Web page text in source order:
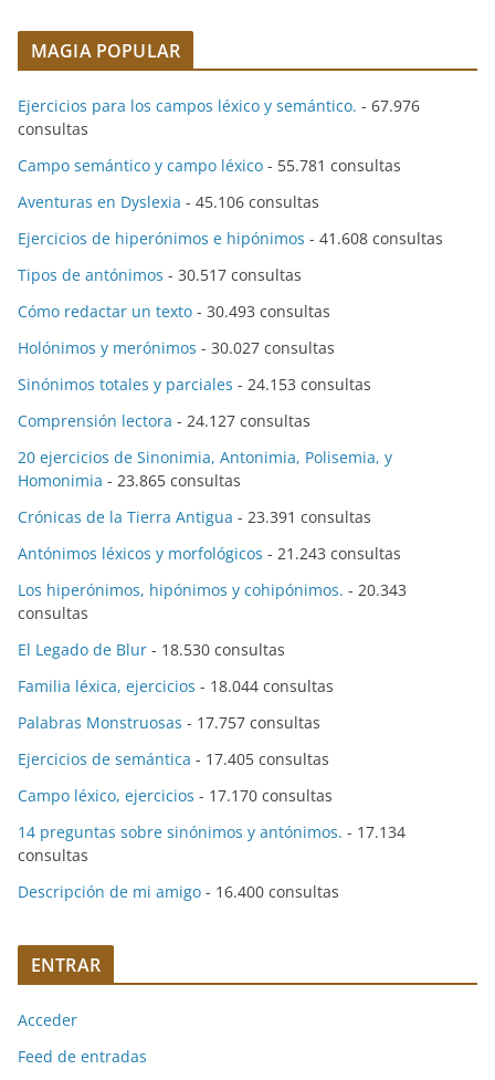
MAGIA POPULAR
Ejercicios para los campos léxico y semántico. - 67.976
consultas
Campo semántico y campo léxico - 55.781 consultas
Aventuras en Dyslexia - 45.106 consultas
Ejercicios de hiperónimos e hipónimos - 41.608 consultas
Tipos de antónimos - 30.517 consultas
Cómo redactar un texto - 30.493 consultas
Holónimos y merónimos - 30.027 consultas
Sinónimos totales y parciales - 24.153 consultas
Comprensión lectora - 24.127 consultas
20 ejercicios de Sinonimia, Antonimia, Polisemia, y
Homonimia - 23.865 consultas
Crónicas de la Tierra Antigua - 23.391 consultas
Antónimos léxicos y morfológicos - 21.243 consultas
Los hiperónimos, hipónimos y cohipónimos. - 20.343
consultas
El Legado de Blur - 18.530 consultas
Familia léxica, ejercicios - 18.044 consultas
Palabras Monstruosas - 17.757 consultas
Ejercicios de semántica - 17.405 consultas
Campo léxico, ejercicios - 17.170 consultas
14 preguntas sobre sinónimos y antónimos. - 17.134
consultas
Descripción de mi amigo - 16.400 consultas
ENTRAR
Acceder
Feed de entradas